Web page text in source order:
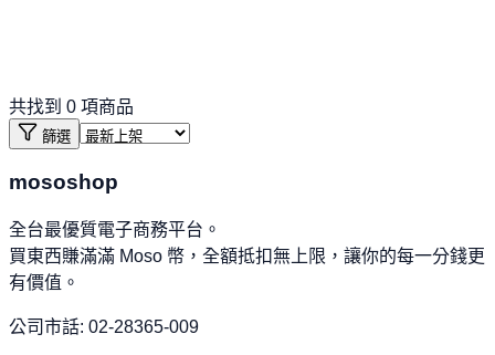
共找到 0 項商品
篩選
mososhop
全台最優質電子商務平台。
買東西賺滿滿 Moso 幣，全額抵扣無上限，讓你的每一分錢更
有價值。
公司市話: 02-28365-009